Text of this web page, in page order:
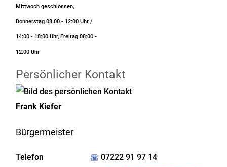
Mittwoch geschlossen,
Donnerstag 08:00 - 12:00 Uhr /
14:00 - 18:00 Uhr, Freitag 08:00 -
12:00 Uhr
Persönlicher Kontakt
Frank Kiefer
Bürgermeister
Telefon
07222 91 97 14